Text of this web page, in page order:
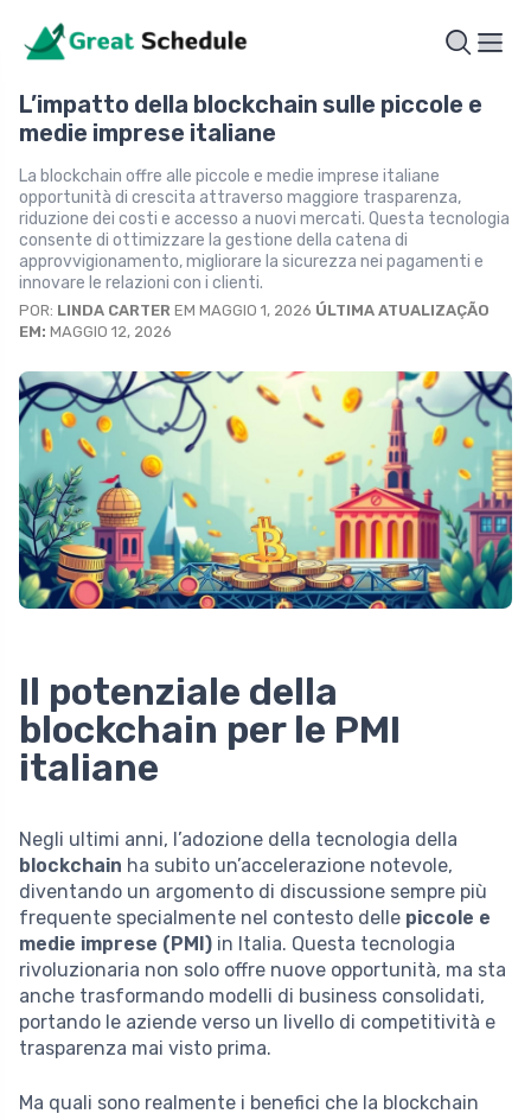
L’impatto della blockchain sulle piccole e
medie imprese italiane
La blockchain offre alle piccole e medie imprese italiane
opportunità di crescita attraverso maggiore trasparenza,
riduzione dei costi e accesso a nuovi mercati. Questa tecnologia
consente di ottimizzare la gestione della catena di
approvvigionamento, migliorare la sicurezza nei pagamenti e
innovare le relazioni con i clienti.
POR: LINDA CARTER EM MAGGIO 1, 2026 ÚLTIMA ATUALIZAÇÃO
EM: MAGGIO 12, 2026
Il potenziale della
blockchain per le PMI
italiane
Negli ultimi anni, l’adozione della tecnologia della
blockchain ha subito un’accelerazione notevole,
diventando un argomento di discussione sempre più
frequente specialmente nel contesto delle piccole e
medie imprese (PMI) in Italia. Questa tecnologia
rivoluzionaria non solo offre nuove opportunità, ma sta
anche trasformando modelli di business consolidati,
portando le aziende verso un livello di competitività e
trasparenza mai visto prima.
Ma quali sono realmente i benefici che la blockchain